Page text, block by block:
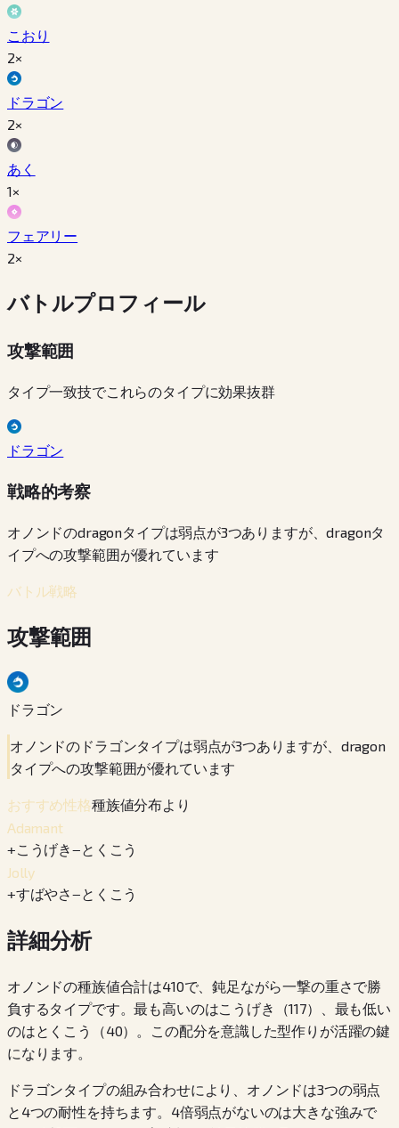
こおり
2×
ドラゴン
2×
あく
1×
フェアリー
2×
バトルプロフィール
攻撃範囲
タイプ一致技でこれらのタイプに効果抜群
ドラゴン
戦略的考察
オノンドのdragonタイプは弱点が3つありますが、dragonタ
イプへの攻撃範囲が優れています
バトル戦略
攻撃範囲
ドラゴン
オノンドのドラゴンタイプは弱点が3つありますが、dragon
タイプへの攻撃範囲が優れています
おすすめ性格種族値分布より
Adamant
+こうげき−とくこう
Jolly
+すばやさ−とくこう
詳細分析
オノンドの種族値合計は410で、鈍足ながら一撃の重さで勝
負するタイプです。最も高いのはこうげき（117）、最も低い
のはとくこう（40）。この配分を意識した型作りが活躍の鍵
になります。
ドラゴンタイプの組み合わせにより、オノンドは3つの弱点
と4つの耐性を持ちます。4倍弱点がないのは大きな強みで